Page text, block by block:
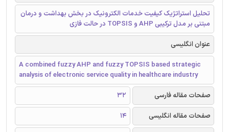
تحلیل استراتژیک کیفیت خدمات الکترونیک در بخش بهداشت و درمان
مبتنی بر مدل ترکیبی AHP و TOPSIS در حالت فازی
عنوان انگلیسی
A combined fuzzy AHP and fuzzy TOPSIS based strategic
analysis of electronic service quality in healthcare industry
صفحات مقاله فارسی
32
صفحات مقاله انگلیسی
14